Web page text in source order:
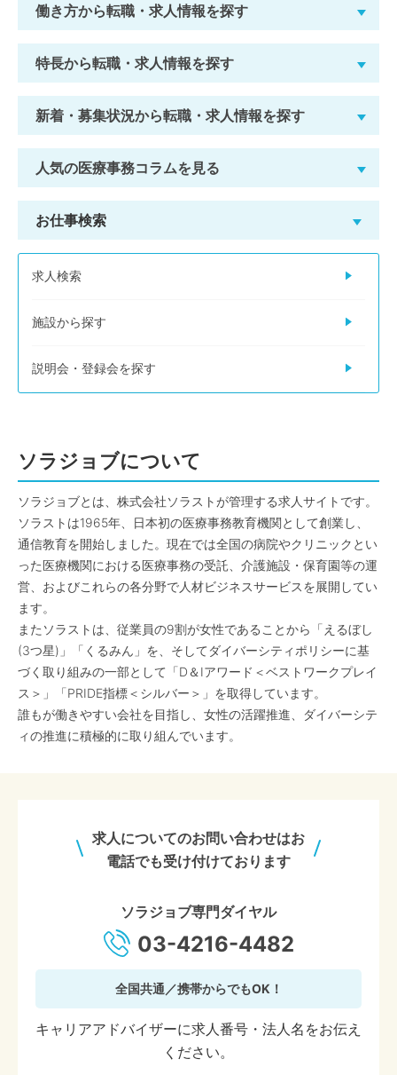
働き方から転職・求人情報を探す
特長から転職・求人情報を探す
新着・募集状況から転職・求人情報を探す
人気の医療事務コラムを見る
お仕事検索
求人検索
施設から探す
説明会・登録会を探す
ソラジョブについて
ソラジョブとは、株式会社ソラストが管理する求人サイトです。
ソラストは1965年、日本初の医療事務教育機関として創業し、
通信教育を開始しました。現在では全国の病院やクリニックとい
った医療機関における医療事務の受託、介護施設・保育園等の運
営、およびこれらの各分野で人材ビジネスサービスを展開してい
ます。
またソラストは、従業員の9割が女性であることから「えるぼし
(3つ星)」「くるみん」を、そしてダイバーシティポリシーに基
づく取り組みの一部として「D＆Iアワード＜ベストワークプレイ
ス＞」「PRIDE指標＜シルバー＞」を取得しています。
誰もが働きやすい会社を目指し、女性の活躍推進、ダイバーシテ
ィの推進に積極的に取り組んでいます。
求人についてのお問い合わせはお
電話でも受け付けております
ソラジョブ専門ダイヤル
03-4216-4482
全国共通／携帯からでもOK！
キャリアアドバイザーに求人番号・法人名をお伝え
ください。